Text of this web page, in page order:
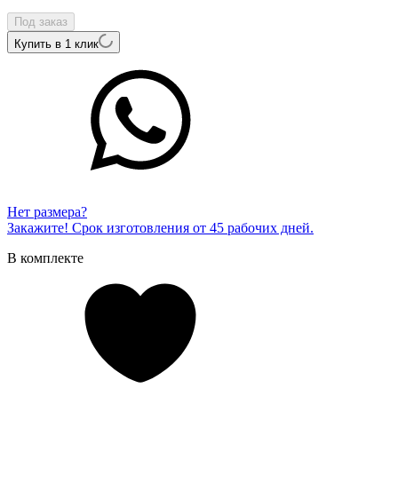
Под заказ
Купить в 1 клик
Нет размера?
Закажите! Срок изготовления от 45 рабочих дней.
В комплекте